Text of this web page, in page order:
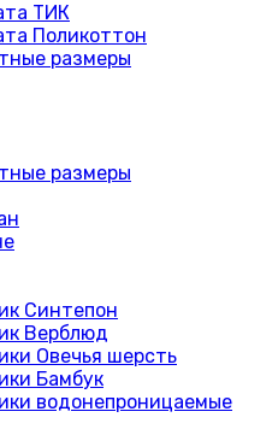
ТИК
Поликоттон
размеры
размеры
Синтепон
Верблюд
Овечья шерсть
Бамбук
водонепроницаемые